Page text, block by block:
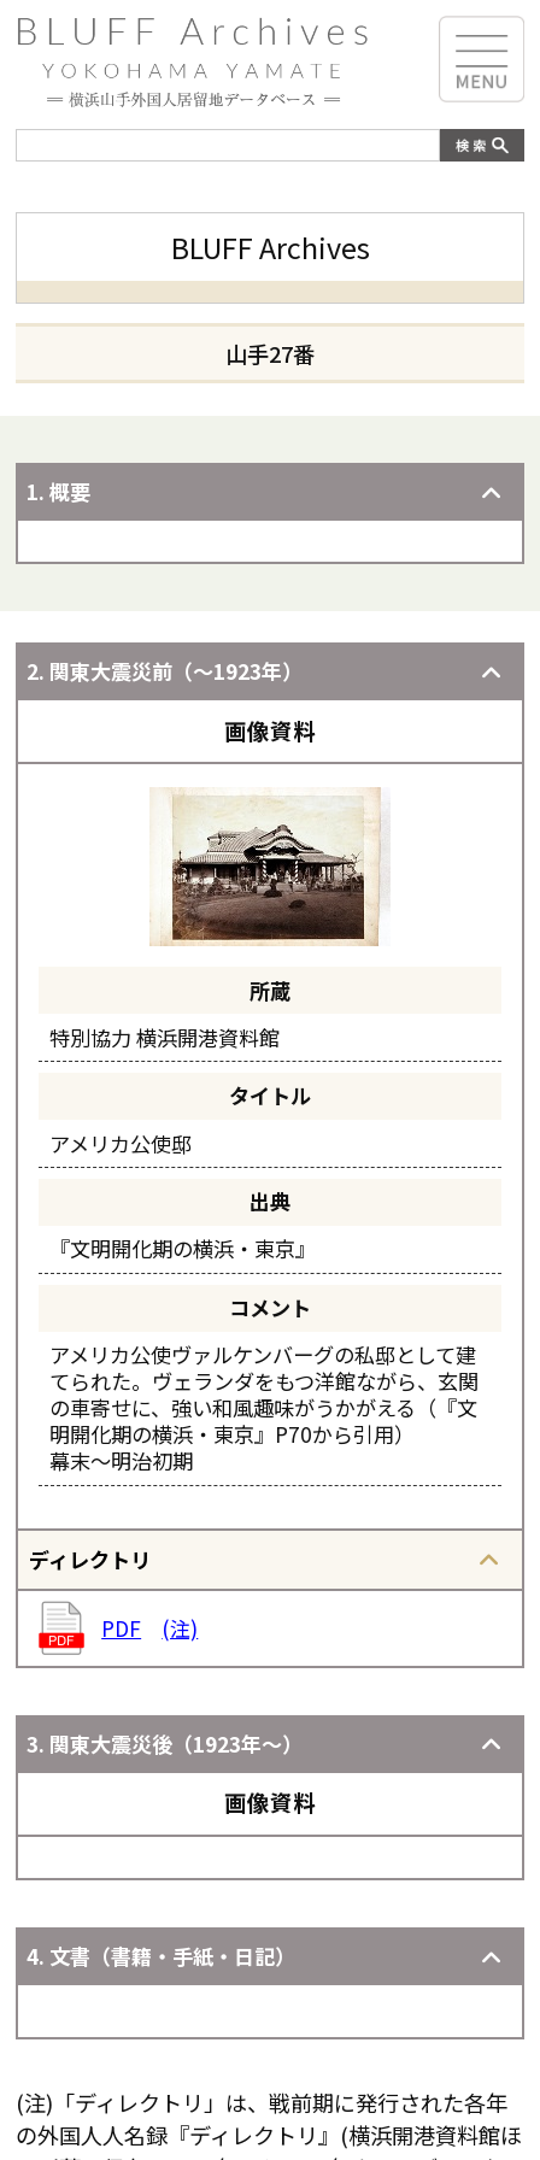
BLUFF Archives
山手27番
1. 概要
2. 関東大震災前（～1923年）
画像資料
所蔵
特別協力 横浜開港資料館
タイトル
アメリカ公使邸
出典
『文明開化期の横浜・東京』
コメント
アメリカ公使ヴァルケンバーグの私邸として建
てられた。ヴェランダをもつ洋館ながら、玄関
の車寄せに、強い和風趣味がうかがえる（『文
明開化期の横浜・東京』P70から引用）
幕末～明治初期
ディレクトリ
PDF (注)
3. 関東大震災後（1923年～）
画像資料
4. 文書（書籍・手紙・日記）
(注)「ディレクトリ」は、戦前期に発行された各年
の外国人人名録『ディレクトリ』(横浜開港資料館ほ